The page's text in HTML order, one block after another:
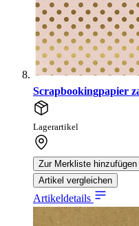
Scrapbookingpapier
Lagerartikel
Zur Merkliste hinzufügen
Artikel vergleichen
Artikeldetails